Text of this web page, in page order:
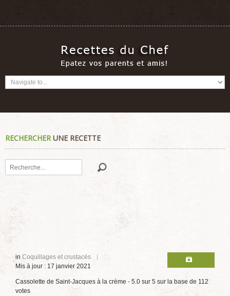
RECHERCHERUNE RECETTE
Rechercher
in Coquillages et crustacés
Mis à jour : 17 janvier 2021
Cassolette de Saint-Jacques à la crème - 5.0 sur 5 sur la base de 112
votes